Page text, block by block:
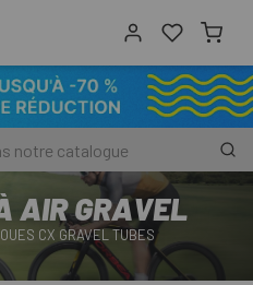
AIR GRAVEL
CX GRAVEL TUBES